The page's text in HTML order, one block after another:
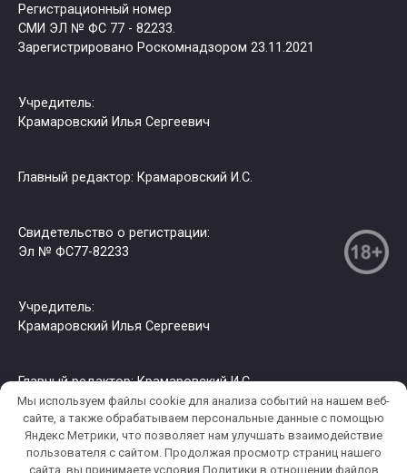
Регистрационный номер
СМИ ЭЛ № ФС 77 - 82233.
Зарегистрировано Роскомнадзором 23.11.2021
Учредитель:
Крамаровский Илья Сергеевич
Главный редактор: Крамаровский И.С.
Свидетельство о регистрации:
Эл № ФС77-82233
Учредитель:
Крамаровский Илья Сергеевич
Главный редактор: Крамаровский И.С.
© 2026 РИА СЗФО. Копирование информации только с
разрешения правообладателя.
Мы используем файлы cookie для анализа событий на нашем веб-
сайте, а также обрабатываем персональные данные с помощью
Яндекс Метрики, что позволяет нам улучшать взаимодействие
пользователя c сайтом. Продолжая просмотр страниц нашего
сайта, вы принимаете условия Политики в отношении файлов